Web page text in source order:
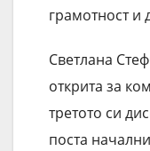
грамотност и
Светлана
открита за
третото си
поста